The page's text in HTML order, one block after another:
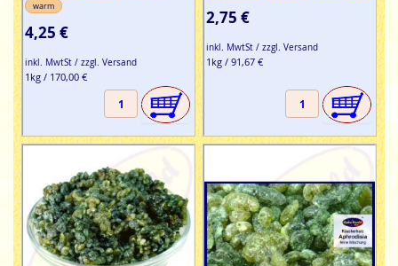
warm
4,25 €
inkl. MwtSt / zzgl. Versand
1kg / 170,00 €
2,75 €
inkl. MwtSt / zzgl. Versand
1kg / 91,67 €